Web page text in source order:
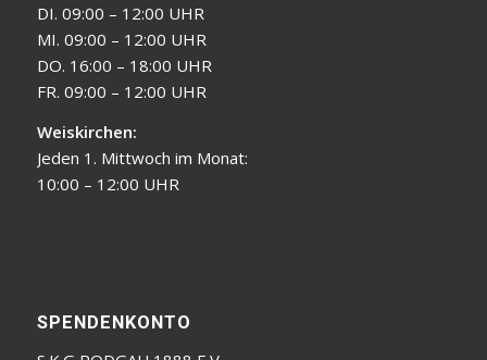
DI. 09:00 – 12:00 UHR
MI. 09:00 – 12:00 UHR
DO. 16:00 – 18:00 UHR
FR. 09:00 – 12:00 UHR
Weiskirchen:
Jeden 1. Mittwoch im Monat:
10:00 – 12:00 UHR
SPENDENKONTO